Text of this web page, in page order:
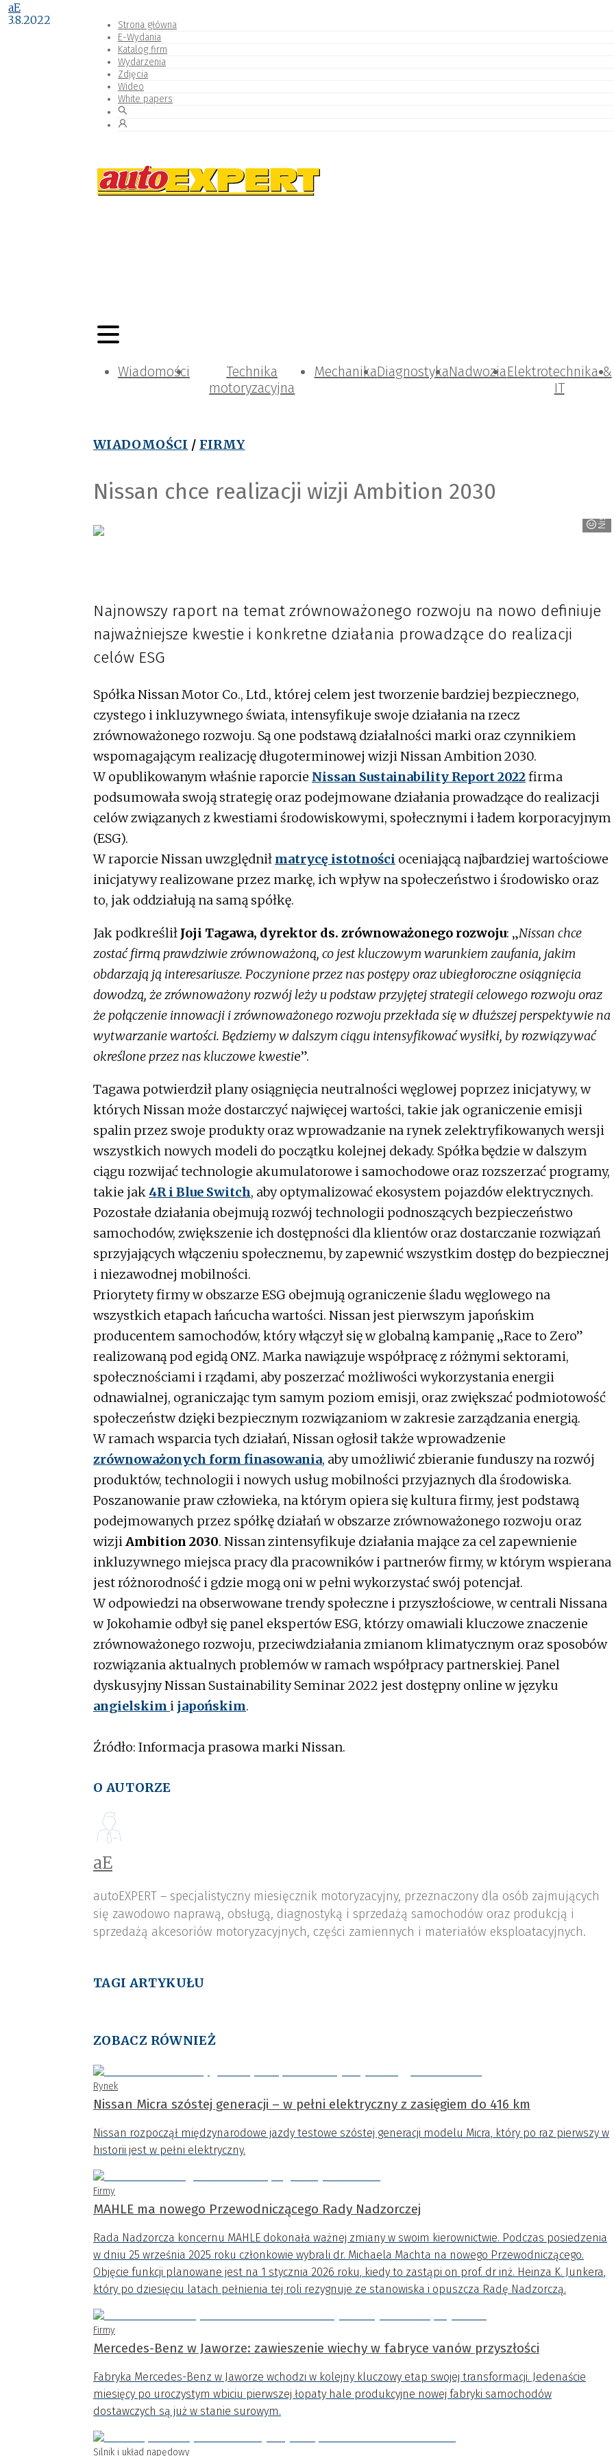
Strona główna
E-Wydania
Katalog firm
Wydarzenia
Zdjęcia
Wideo
White papers
Wiadomości
Technika
motoryzacyjna
MechanikaDiagnostykaNadwoziaElektrotechnika &
IT
WIADOMOŚCI / FIRMY
Nissan chce realizacji wizji Ambition 2030
Nissan
aE
3.8.2022
Najnowszy raport na temat zrównoważonego rozwoju na nowo definiuje
najważniejsze kwestie i konkretne działania prowadzące do realizacji
celów ESG
Spółka Nissan Motor Co., Ltd., której celem jest tworzenie bardziej bezpiecznego,
czystego i inkluzywnego świata, intensyfikuje swoje działania na rzecz
zrównoważonego rozwoju. Są one podstawą działalności marki oraz czynnikiem
wspomagającym realizację długoterminowej wizji Nissan Ambition 2030.
W opublikowanym właśnie raporcie Nissan Sustainability Report 2022firma
podsumowała swoją strategię oraz podejmowane działania prowadzące do realizacji
celów związanych z kwestiami środowiskowymi, społecznymi i ładem korporacyjnym
(ESG).
W raporcie Nissan uwzględnił matrycę istotności oceniającą najbardziej wartościowe
inicjatywy realizowane przez markę, ich wpływ na społeczeństwo i środowisko oraz
to, jak oddziałują na samą spółkę.
Jak podkreślił Joji Tagawa, dyrektor ds. zrównoważonego rozwoju: „Nissan chce
zostać firmą prawdziwie zrównoważoną, co jest kluczowym warunkiem zaufania, jakim
obdarzają ją interesariusze. Poczynione przez nas postępy oraz ubiegłoroczne osiągnięcia
dowodzą, że zrównoważony rozwój leży u podstaw przyjętej strategii celowego rozwoju oraz
że połączenie innowacji i zrównoważonego rozwoju przekłada się w dłuższej perspektywie na
wytwarzanie wartości. Będziemy w dalszym ciągu intensyfikować wysiłki, by rozwiązywać
określone przez nas kluczowe kwestie”.
Tagawa potwierdził plany osiągnięcia neutralności węglowej poprzez inicjatywy, w
których Nissan może dostarczyć najwięcej wartości, takie jak ograniczenie emisji
spalin przez swoje produkty oraz wprowadzanie na rynek zelektryfikowanych wersji
wszystkich nowych modeli do początku kolejnej dekady. Spółka będzie w dalszym
ciągu rozwijać technologie akumulatorowe i samochodowe oraz rozszerzać programy,
takie jak 4R i Blue Switch, aby optymalizować ekosystem pojazdów elektrycznych.
Pozostałe działania obejmują rozwój technologii podnoszących bezpieczeństwo
samochodów, zwiększenie ich dostępności dla klientów oraz dostarczanie rozwiązań
sprzyjających włączeniu społecznemu, by zapewnić wszystkim dostęp do bezpiecznej
i niezawodnej mobilności.
Priorytety firmy w obszarze ESG obejmują ograniczenie śladu węglowego na
wszystkich etapach łańcucha wartości. Nissan jest pierwszym japońskim
producentem samochodów, który włączył się w globalną kampanię „Race to Zero”
realizowaną pod egidą ONZ. Marka nawiązuje współpracę z różnymi sektorami,
społecznościami i rządami, aby poszerzać możliwości wykorzystania energii
odnawialnej, ograniczając tym samym poziom emisji, oraz zwiększać podmiotowość
społeczeństw dzięki bezpiecznym rozwiązaniom w zakresie zarządzania energią.
W ramach wsparcia tych działań, Nissan ogłosił także wprowadzenie
zrównoważonych form finasowania, aby umożliwić zbieranie funduszy na rozwój
produktów, technologii i nowych usług mobilności przyjaznych dla środowiska.
Poszanowanie praw człowieka, na którym opiera się kultura firmy, jest podstawą
podejmowanych przez spółkę działań w obszarze zrównoważonego rozwoju oraz
wizjiAmbition 2030. Nissan zintensyfikuje działania mające za cel zapewnienie
inkluzywnego miejsca pracy dla pracowników i partnerów firmy, w którym wspierana
jest różnorodność i gdzie mogą oni w pełni wykorzystać swój potencjał.
W odpowiedzi na obserwowane trendy społeczne i przyszłościowe, w centrali Nissana
w Jokohamie odbył się panel ekspertów ESG, którzy omawiali kluczowe znaczenie
zrównoważonego rozwoju, przeciwdziałania zmianom klimatycznym oraz sposobów
rozwiązania aktualnych problemów w ramach współpracy partnerskiej. Panel
dyskusyjny Nissan Sustainability Seminar 2022 jest dostępny online w języku
angielskim i japońskim.
Źródło: Informacja prasowa marki Nissan.
O AUTORZE
aE
autoEXPERT – specjalistyczny miesięcznik motoryzacyjny, przeznaczony dla osób zajmujących
się zawodowo naprawą, obsługą, diagnostyką i sprzedażą samochodów oraz produkcją i
sprzedażą akcesoriów motoryzacyjnych, części zamiennych i materiałów eksploatacyjnych.
TAGI ARTYKUŁU
ZOBACZ RÓWNIEŻ
Rynek
Nissan Micra szóstej generacji – w pełni elektryczny z zasięgiem do 416 km
Nissan rozpoczął międzynarodowe jazdy testowe szóstej generacji modelu Micra, który po raz pierwszy w
historii jest w pełni elektryczny.
Firmy
MAHLE ma nowego Przewodniczącego Rady Nadzorczej
Rada Nadzorcza koncernu MAHLE dokonała ważnej zmiany w swoim kierownictwie. Podczas posiedzenia
w dniu 25 września 2025 roku członkowie wybrali dr. Michaela Machta na nowego Przewodniczącego.
Objęcie funkcji planowane jest na 1 stycznia 2026 roku, kiedy to zastąpi on prof. dr inż. Heinza K. Junkera,
który po dziesięciu latach pełnienia tej roli rezygnuje ze stanowiska i opuszcza Radę Nadzorczą.
Firmy
Mercedes-Benz w Jaworze: zawieszenie wiechy w fabryce vanów przyszłości
Fabryka Mercedes-Benz w Jaworze wchodzi w kolejny kluczowy etap swojej transformacji. Jedenaście
miesięcy po uroczystym wbiciu pierwszej łopaty hale produkcyjne nowej fabryki samochodów
dostawczych są już w stanie surowym.
Silnik i układ napędowy